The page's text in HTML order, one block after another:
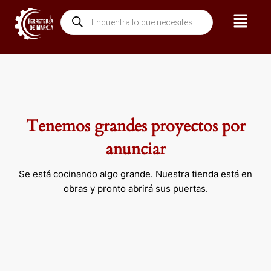
contenido
Búsqueda
de
productos
Menú
Tenemos grandes proyectos por
anunciar
Se está cocinando algo grande. Nuestra tienda está en
obras y pronto abrirá sus puertas.